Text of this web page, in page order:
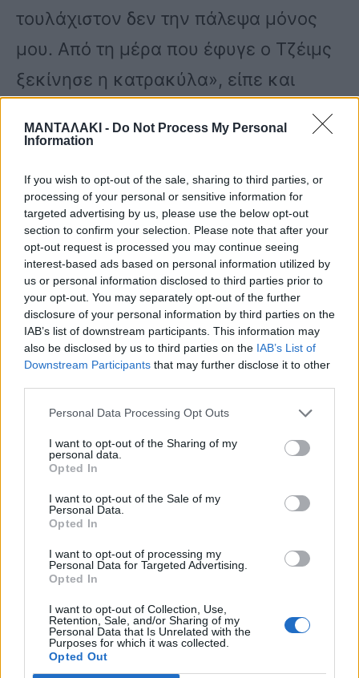
ΜΑΝΤΑΛΑΚΙ - Do Not Process My Personal
Information
If you wish to opt-out of the sale, sharing to third parties, or
processing of your personal or sensitive information for
targeted advertising by us, please use the below opt-out
section to confirm your selection. Please note that after your
opt-out request is processed you may continue seeing
interest-based ads based on personal information utilized by
us or personal information disclosed to third parties prior to
your opt-out. You may separately opt-out of the further
disclosure of your personal information by third parties on the
IAB’s list of downstream participants. This information may
also be disclosed by us to third parties on the IAB’s List of
Downstream Participants that may further disclose it to other
Personal Data Processing Opt Outs
I want to opt-out of the Sharing of my
personal data.
Opted In
I want to opt-out of the Sale of my
Personal Data.
Opted In
I want to opt-out of processing my
Personal Data for Targeted Advertising.
Opted In
I want to opt-out of Collection, Use,
Retention, Sale, and/or Sharing of my
Personal Data that Is Unrelated with the
Purposes for which it was collected.
Opted Out
τουλάχιστον δεν την πάλεψα μόνος
μου. Από τη μέρα που έφυγε ο Τζέιμς
ξεκίνησε η κατρακύλα», είπε και
το παιχνίδι, η αποχώρηση του Τζέιμς
μου στοίχισε πολύ στην ψυχολογία
μου, όπως και η αλλαγή της ομάδας
μου. Ήταν το πρώτο “χτύπημα” για
μένα, για να πέσω λίγο. Το δύσκολο
κομμάτι εκεί είναι να έχεις κάποιον
Οι σκέψεις περιορίζονται στο εντός
Survivor κατά πολύ και με τον Τζέιμς
κάναμε συζητήσεις κυρίως για τα
εκτός Survivor. Ήταν ένα διάλειμμα…
Και ο Γιάννης όταν έφυγε… Μετά
τσακωθήκαμε και με τον Φάνη που
ήμουν κοντά απομακρύνθηκαν. Σιγά
σιγά ένιωθα ότι χάνω δικά μου άτομα